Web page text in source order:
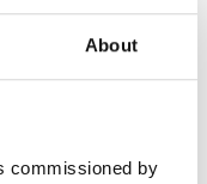
About
commissioned by
159 kN